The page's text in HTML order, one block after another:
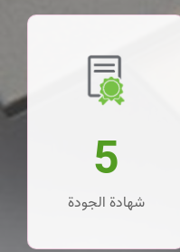
5
شهادة الجودة